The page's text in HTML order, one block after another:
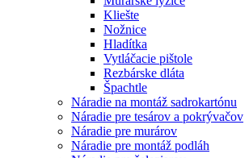
Kliešte
Nožnice
Hladítka
Vytláčacie pištole
Rezbárske dláta
Špachtle
Náradie na montáž sadrokartónu
Náradie pre tesárov a pokrývačov
Náradie pre murárov
Náradie pre montáž podláh